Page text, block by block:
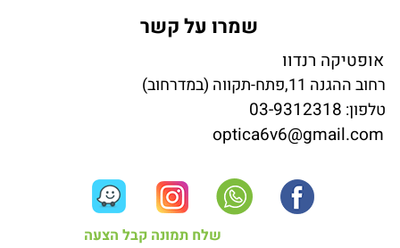
שמרו על קשר
אופטיקה רנדוו
רחוב ההגנה 11,פתח-תקווה (במדרחוב)
טלפון: 03-9312318
שלח תמונה קבל הצעה